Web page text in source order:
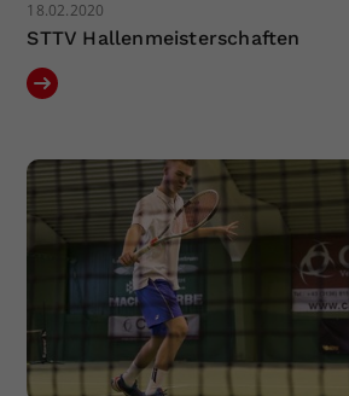
18.02.2020
STTV Hallenmeisterschaften